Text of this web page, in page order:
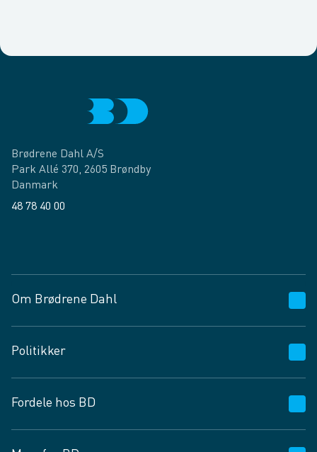
Brødrene Dahl A/S
Park Allé 370, 2605 Brøndby
Danmark
48 78 40 00
Om Brødrene Dahl
Vagttelefon 30 10 89 89
Spørgsmål og svar
Job og karriere
Fødevarekontrolrapport
Politikker
Privatlivspolitik
Cookies
Fordele hos BD